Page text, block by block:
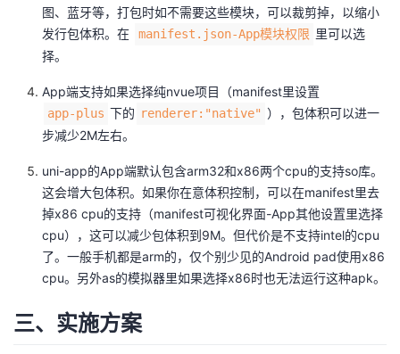
图、蓝牙等，打包时如不需要这些模块，可以裁剪掉，以缩小
发行包体积。在
manifest.json-App模块权限 里可以选
择。
App端支持如果选择纯nvue项目（manifest里设置
app-plus 下的 renderer:"native" ），包体积可以进一
步减少2M左右。
uni-app的App端默认包含arm32和x86两个cpu的支持so库。
这会增大包体积。如果你在意体积控制，可以在manifest里去
掉x86 cpu的支持（manifest可视化界面-App其他设置里选择
cpu），这可以减少包体积到9M。但代价是不支持intel的cpu
了。一般手机都是arm的，仅个别少见的Android pad使用x86
cpu。另外as的模拟器里如果选择x86时也无法运行这种apk。
三、实施方案